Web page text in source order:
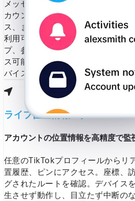
6桁のコードを入力
SMSを再送信 59:49 電話をかけ
メッセージが削除または期限切れ
カウントエクスポート、バックア
ス、またはプラットフォームが提
利用可能な情報に依存します。
プ、参加者、利用可能なメディア
ス可能な情報を整理・検索するの
バイス変更後の文脈を再構築でき
ライブ位置情報ログ
アカウントの位置情報を高精度で監
任意のTikTokプロフィールからリ
置履歴、ピンにアクセス。座標、
グされたルートを確認。デバイス
生させず動作し、目立たず中断の